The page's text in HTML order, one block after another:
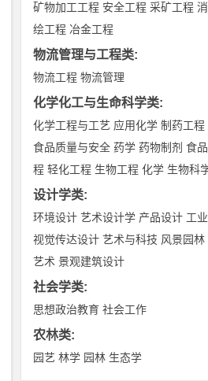
矿物加工工程 安全工程 采矿工程
绘工程 冶金工程
物流管理与工程类:
物流工程 物流管理
化学化工与生命科学类:
化学工程与工艺 应用化学 制药工程
食品质量与安全 药学 药物制剂 食
程 轻化工程 生物工程 化学 生物科
设计学类:
环境设计 艺术设计学 产品设计 工
视觉传达设计 艺术与科技 风景园林
艺术 景观建筑设计
社会学类:
思想政治教育 社会工作
农林类:
园艺 林学 园林 生态学